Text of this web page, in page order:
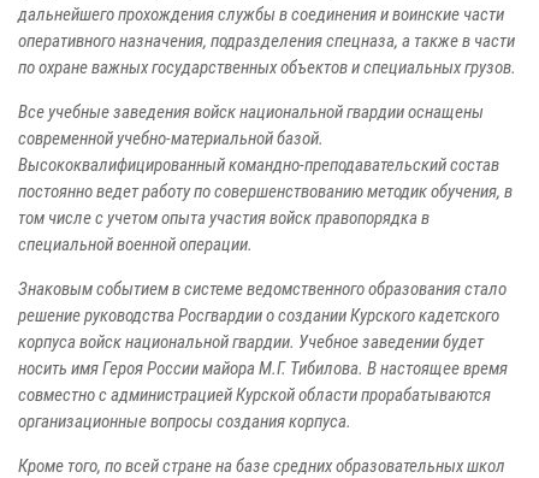
дальнейшего прохождения службы в соединения и воинские части
оперативного назначения, подразделения спецназа, а также в части
по охране важных государственных объектов и специальных грузов.
Все учебные заведения войск национальной гвардии оснащены
современной учебно-материальной базой.
Высококвалифицированный командно-преподавательский состав
постоянно ведет работу по совершенствованию методик обучения, в
том числе с учетом опыта участия войск правопорядка в
специальной военной операции.
Знаковым событием в системе ведомственного образования стало
решение руководства Росгвардии о создании Курского кадетского
корпуса войск национальной гвардии. Учебное заведении будет
носить имя Героя России майора М.Г. Тибилова. В настоящее время
совместно с администрацией Курской области прорабатываются
организационные вопросы создания корпуса.
Кроме того, по всей стране на базе средних образовательных школ